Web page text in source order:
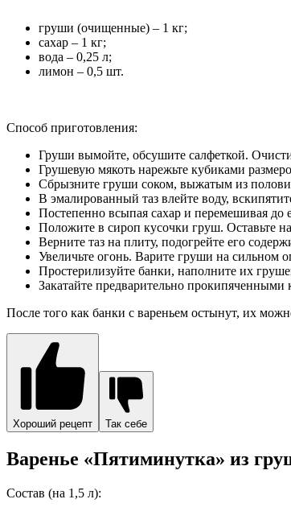
груши (очищенные) – 1 кг;
сахар – 1 кг;
вода – 0,25 л;
лимон – 0,5 шт.
Способ приготовления:
Груши вымойте, обсушите салфеткой.
Грушевую мякоть нарежьте кубиками
Сбрызните груши соком, выжатым из
В эмалированный таз влейте воду,
Постепенно всыпая сахар и перемешивая до
Положите в сироп кусочки груш. Оставьте
Верните таз на плиту, подогрейте его
Увеличьте огонь. Варите груши на сильном
Простерилизуйте банки, наполните их
Закатайте предварительно
После того как банки с вареньем остынут, их
Хороший рецепт Так себе
Варенье «Пятиминутка» из
Состав (на 1,5 л):